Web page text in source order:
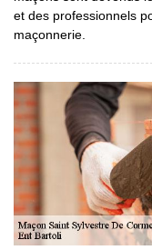
et des professionnels
maçonnerie.